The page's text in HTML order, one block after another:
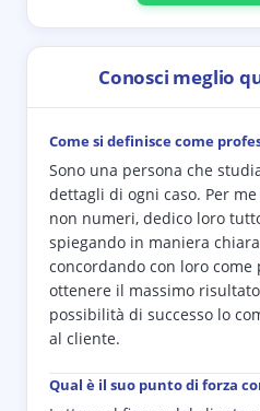
Conosci meglio
Come si definisce come
Sono una persona che
dettagli di ogni caso. Per
non numeri, dedico loro
spiegando in maniera
concordando con loro come
ottenere il massimo
possibilità di successo lo
al cliente.
Qual è il suo punto di forza